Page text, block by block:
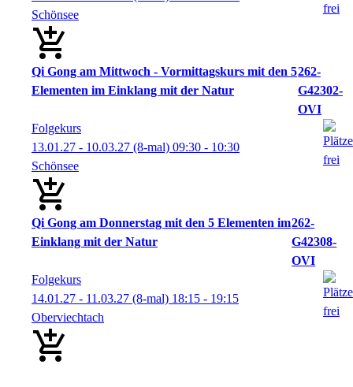
Schönsee
Qi Gong am Mittwoch - Vormittagskurs mit den 5
Elementen im Einklang mit der Natur
262-
G42302-
OVI
Folgekurs
13.01.27 - 10.03.27 (8-mal) 09:30 - 10:30
Schönsee
Qi Gong am Donnerstag mit den 5 Elementen im
Einklang mit der Natur
262-
G42308-
OVI
Folgekurs
14.01.27 - 11.03.27 (8-mal) 18:15 - 19:15
Oberviechtach